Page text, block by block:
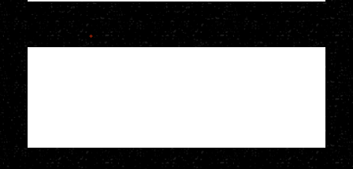
Je bericht *